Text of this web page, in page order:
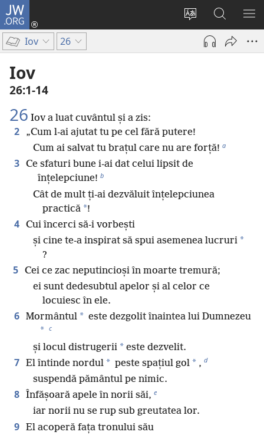
JW.ORG
Schimbaţi
limba
site-
Conectează-
deschide
Căutați
pe
JW.ORG
Iov 26
Iov
26:1-14
26 Iov a luat cuvântul și a zis:
2
„Cum l-ai ajutat tu pe cel fără putere!
Cum ai salvat tu brațul care nu are forță! a
3 Ce sfaturi bune i-ai dat celui lipsit de
înțelepciune! b
Cât de mult ți-ai dezvăluit înțelepciunea
practică *!
4 Cui încerci să-i vorbești
și cine te-a inspirat să spui asemenea lucruri *
?
5 Cei ce zac neputincioși în moarte tremură;
ei sunt dedesubtul apelor și al celor ce
locuiesc în ele.
6 Mormântul * este dezgolit înaintea lui Dumnezeu
* c
și locul distrugerii * este dezvelit.
7 El întinde nordul * peste spațiul gol * , d
suspendă pământul pe nimic.
8 Înfășoară apele în norii săi, e
iar norii nu se rup sub greutatea lor.
9 El acoperă fața tronului său